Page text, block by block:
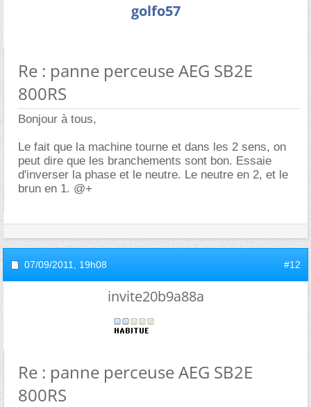
golfo57
Re : panne perceuse AEG SB2E
800RS
Bonjour à tous,
Le fait que la machine tourne et dans les 2 sens, on
peut dire que les branchements sont bon. Essaie
d'inverser la phase et le neutre. Le neutre en 2, et le
brun en 1. @+
07/09/2011, 19h08 #12
invite20b9a88a
Re : panne perceuse AEG SB2E
800RS